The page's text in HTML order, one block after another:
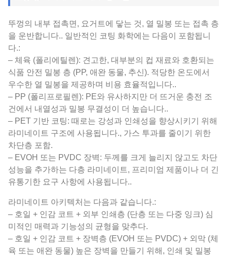
뚜껑의 내부 접촉면, 요거트에 닿는 것, 열 밀봉 또는 접촉 층
을 운반합니다.. 일반적인 코팅 화학에는 다음이 포함됩니
다.:
– 체육 (폴리에틸렌): 견고한, 대부분의 컵 재료와 호환되는
식품 안전 밀봉 층 (PP, 애완 동물, 추신). 적당한 온도에서
우수한 열 밀봉을 제공하며 비용 효율적입니다..
– PP (폴리프로필렌): PE와 유사하지만 더 뜨거운 충전 조
건에서 내열성과 밀봉 무결성이 더 높습니다..
– PET 기반 코팅: 때로는 강성과 인쇄성을 향상시키기 위해
라미네이트 구조에 사용됩니다., 가스 투과를 줄이기 위한
차단층 포함.
– EVOH 또는 PVDC 장벽: 두께를 크게 늘리지 않고도 차단
성능을 추가하는 다층 라미네이트, 프리미엄 제품이나 더 긴
유통기한 요구 사항에 사용됩니다..
라미네이트 아키텍처는 다음과 같습니다.:
– 호일 + 인감 코트 + 외부 인쇄층 (단층 또는 다중 잉크) 심
미적인 매력과 기능성의 균형을 맞추다.
– 호일 + 인감 코트 + 장벽층 (EVOH 또는 PVDC) + 외막 (체
육 또는 애완 동물) 높은 장벽을 만들기 위해, 인쇄 및 밀봉